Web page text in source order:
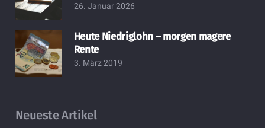
26. Januar 2026
Heute Niedriglohn – morgen magere
Rente
3. März 2019
Neueste Artikel